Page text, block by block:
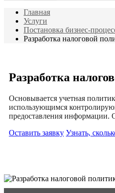
Главная
Услуги
Постановка бизнес-
Разработка налоговой
Разработка
Основывается учетная
использующимся
предоставления информации.
Оставить заявку Узнать,